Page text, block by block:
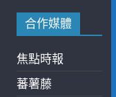
合作媒體
焦點時報
蕃薯藤